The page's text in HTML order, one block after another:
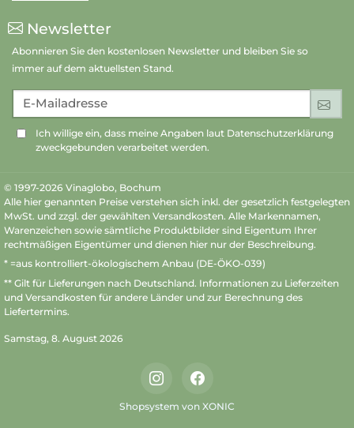
Newsletter
Abonnieren Sie den kostenlosen Newsletter und bleiben Sie so
immer auf dem aktuellsten Stand.
E-Mailadresse
Ich willige ein, dass meine Angaben laut Datenschutzerklärung
zweckgebunden verarbeitet werden.
© 1997-2026 Vinaglobo, Bochum
Alle hier genannten Preise verstehen sich inkl. der gesetzlich festgelegten
MwSt. und zzgl. der gewählten Versandkosten. Alle Markennamen,
Warenzeichen sowie sämtliche Produktbilder sind Eigentum Ihrer
rechtmäßigen Eigentümer und dienen hier nur der Beschreibung.
* =aus kontrolliert-ökologischem Anbau (DE-ÖKO-039)
** Gilt für Lieferungen nach Deutschland. Informationen zu Lieferzeiten
und Versandkosten für andere Länder und zur Berechnung des
Liefertermins.
Samstag, 8. August 2026
InstagramFacebook
Shopsystem von XONIC